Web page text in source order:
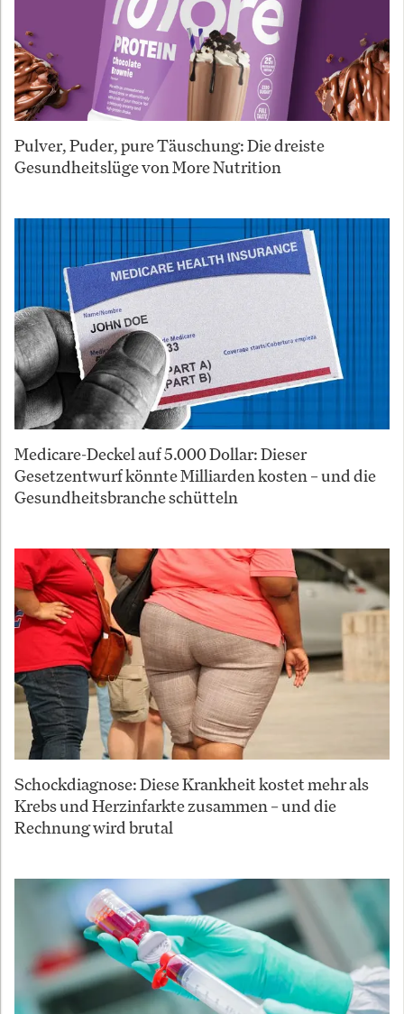
Pulver, Puder, pure Täuschung: Die dreiste
Gesundheitslüge von More Nutrition
Medicare-Deckel auf 5.000 Dollar: Dieser
Gesetzentwurf könnte Milliarden kosten – und die
Gesundheitsbranche schütteln
Schockdiagnose: Diese Krankheit kostet mehr als
Krebs und Herzinfarkte zusammen – und die
Rechnung wird brutal